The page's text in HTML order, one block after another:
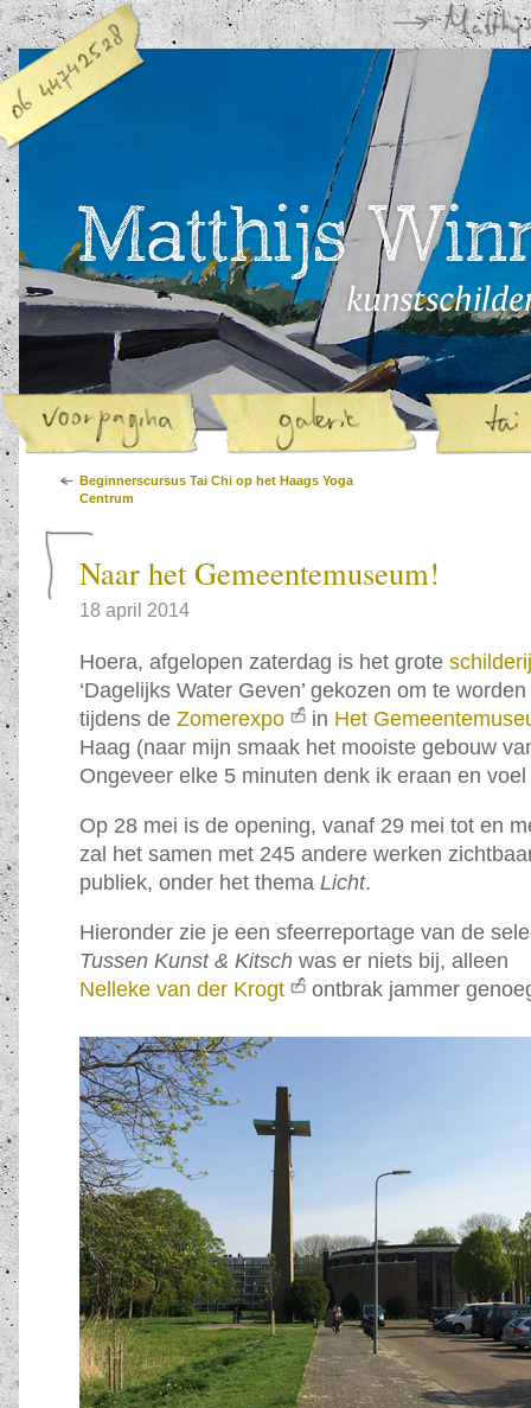
Beginnerscursus Tai Chi op het Haags Yoga
Centrum
Naar het Gemeentemuseum!
18 april 2014
Hoera, afgelopen zaterdag is het grote schilderij
‘Dagelijks Water Geven’ gekozen om te
tijdens de Zomerexpo in Het
Haag (naar mijn smaak het mooiste gebouw
Ongeveer elke 5 minuten denk ik eraan en
Op 28 mei is de opening, vanaf 29 mei tot en
zal het samen met 245 andere werken
publiek, onder het thema Licht.
Hieronder zie je een sfeerreportage van de
Tussen Kunst & Kitsch was er niets bij, alleen
Nelleke van der Krogt
ontbrak jammer